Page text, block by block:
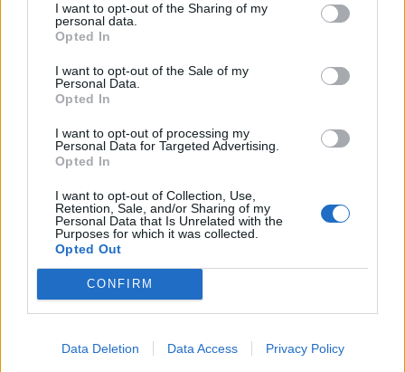
I want to opt-out of the Sharing of my
personal data.
Opted In
I want to opt-out of the Sale of my
Personal Data.
Opted In
I want to opt-out of processing my
Personal Data for Targeted Advertising.
Opted In
I want to opt-out of Collection, Use,
Retention, Sale, and/or Sharing of my
Personal Data that Is Unrelated with the
Purposes for which it was collected.
Opted Out
CONFIRM
Data Deletion Data Access Privacy Policy
meg az ország útjain.
Érik a botrány a kedvelt vidéki fürdőben:
többekhez mentőt kellett hívni, gyerekek
is kórházba kerültek
Nagy mennyiségű klór került az Igali Gyógyfürdő egyik
medencéjébe szombat délután, ezért rosszul lettek a